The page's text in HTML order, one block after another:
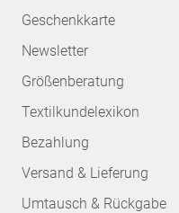
Geschenkkarte
Newsletter
Größenberatung
Textilkundelexikon
Bezahlung
Versand & Lieferung
Umtausch & Rückgabe